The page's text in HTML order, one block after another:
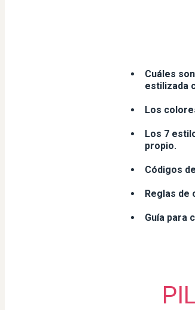
Cuáles
estilizada
Los
Los 7
propio.
Códigos
Reglas de
Guía para